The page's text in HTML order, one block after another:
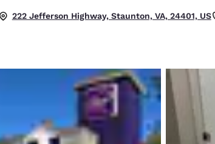
Germany
English
Excelente.
222 Jefferson Highway, Staunton, VA, 24401, US